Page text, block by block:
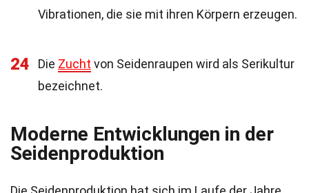
Vibrationen, die sie mit ihren Körpern erzeugen.
24 Die Zucht von Seidenraupen wird als Serikultur
bezeichnet.
Moderne Entwicklungen in der
Seidenproduktion